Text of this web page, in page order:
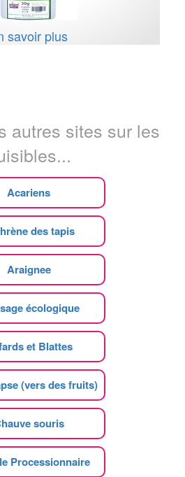
savoir plus
autres sites sur les
Acariens
des tapis
Araignee
écologique
et Blattes
(vers des fruits)
souris
Processionnaire